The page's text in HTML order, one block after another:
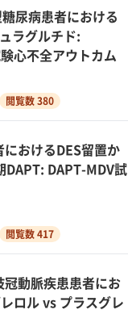
尿病患者における
ラグルチド:
心不全アウトカム
閲覧数 380
おけるDES留置か
DAPT: DAPT-MDV試
閲覧数 417
動脈疾患患者にお
ロル vs プラスグレ